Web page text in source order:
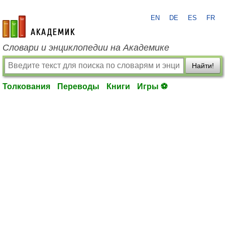
academic.ru
EN DE ES FR
Словари и энциклопедии на Академике
Найти!
Толкования Переводы Книги Игры ⚽